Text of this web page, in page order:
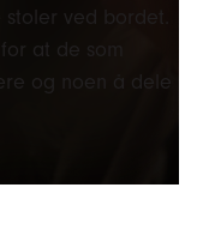
ved bordet.
at de som
og noen å dele